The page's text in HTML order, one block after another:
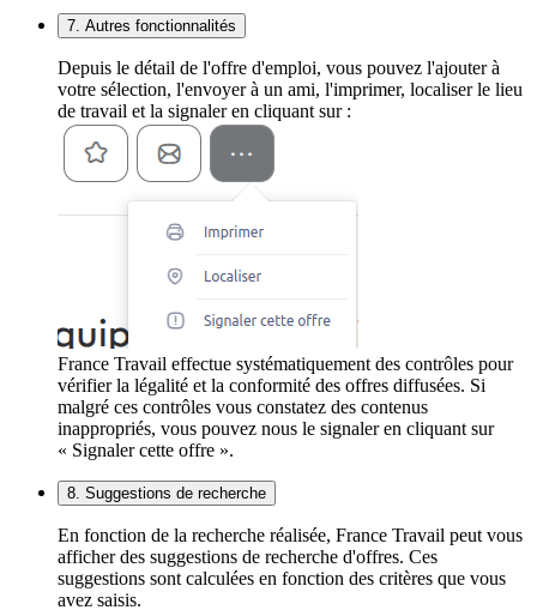
7. Autres fonctionnalités
Depuis le détail de l'offre d'emploi, vous pouvez l'ajouter à
votre sélection, l'envoyer à un ami, l'imprimer, localiser le lieu
de travail et la signaler en cliquant sur :
France Travail effectue systématiquement des contrôles pour
vérifier la légalité et la conformité des offres diffusées. Si
malgré ces contrôles vous constatez des contenus
inappropriés, vous pouvez nous le signaler en cliquant sur
« Signaler cette offre ».
8. Suggestions de recherche
En fonction de la recherche réalisée, France Travail peut vous
afficher des suggestions de recherche d'offres. Ces
suggestions sont calculées en fonction des critères que vous
avez saisis.